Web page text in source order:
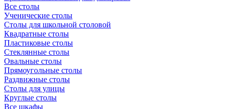
Все столы
Ученические столы
Столы для школьной столовой
Квадратные столы
Пластиковые столы
Стеклянные столы
Овальные столы
Прямоугольные столы
Раздвижные столы
Столы для улицы
Круглые столы
Все шкафы